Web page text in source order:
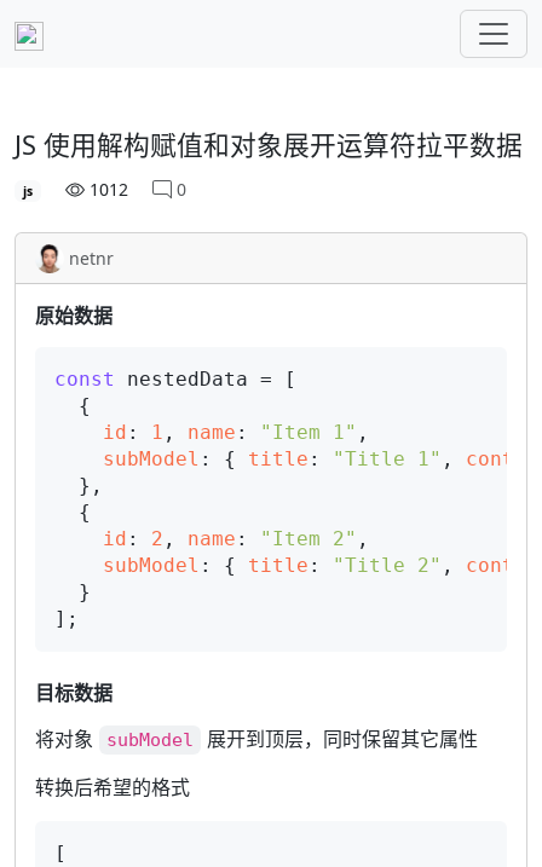
JS 使用解构赋值和对象展开运算符拉平数据
js 1012 0
netnr
原始数据
const
nestedData = [
  {
id : 1 , name : "Item 1" ,
subModel : { title : "Title 1" ,
  },
  {
id : 2 , name : "Item 2" ,
subModel : { title : "Title 2" ,
  }
目标数据
将对象
subModel
展开到顶层，同时保留其它属性
转换后希望的格式
[